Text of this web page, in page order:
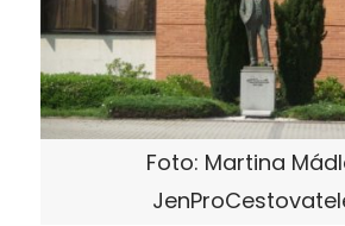
Foto: Martina